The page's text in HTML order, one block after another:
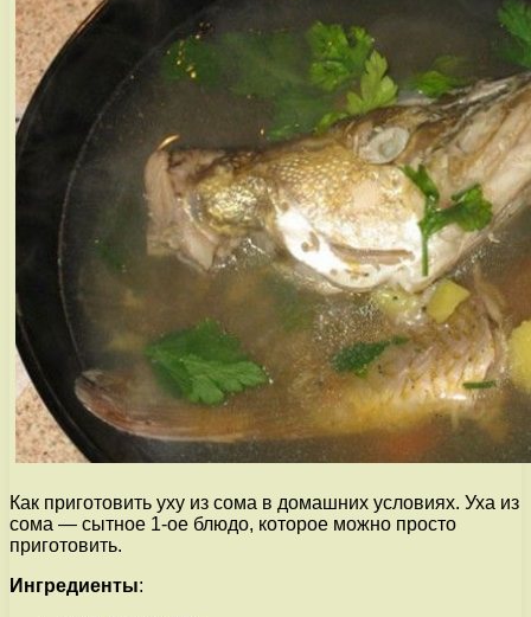
Как приготовить уху из сома в домашних условиях. Уха из
сома — сытное 1-ое блюдо, которое можно просто
приготовить.
Ингредиенты: